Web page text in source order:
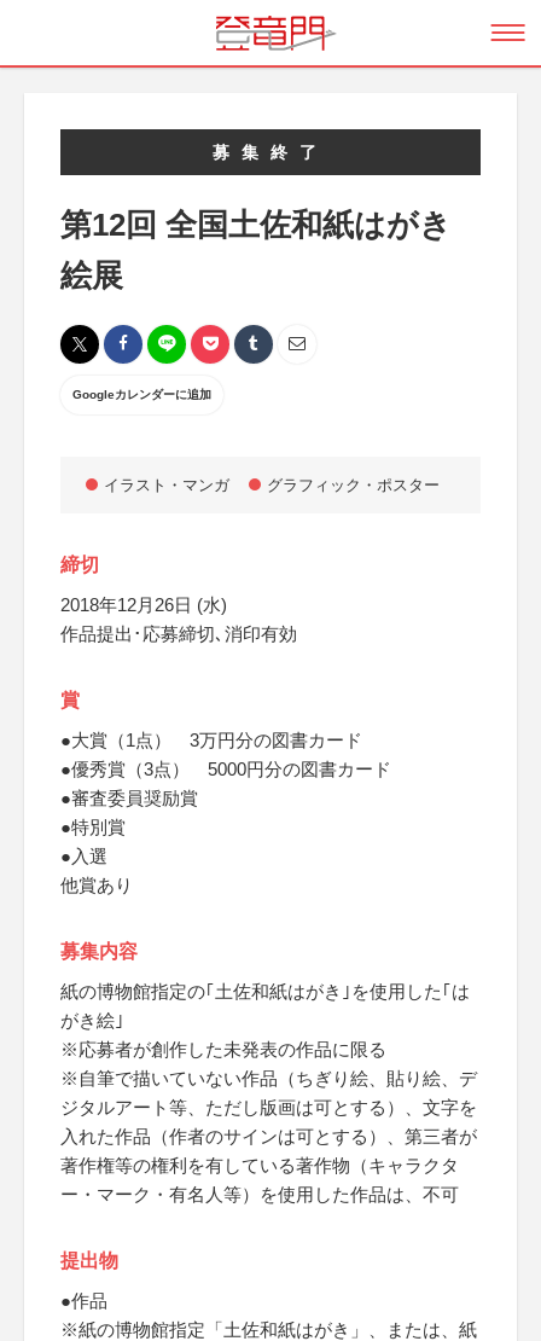
募集終了
第12回 全国土佐和紙はがき
絵展
Googleカレンダーに追加
イラスト・マンガ グラフィック・ポスター
締切
2018年12月26日 (水)
作品提出･応募締切､消印有効
賞
●大賞（1点） 3万円分の図書カード
●優秀賞（3点） 5000円分の図書カード
●審査委員奨励賞
●特別賞
●入選
他賞あり
募集内容
紙の博物館指定の｢土佐和紙はがき｣を使用した｢は
がき絵｣
※応募者が創作した未発表の作品に限る
※自筆で描いていない作品（ちぎり絵、貼り絵、デ
ジタルアート等、ただし版画は可とする）、文字を
入れた作品（作者のサインは可とする）、第三者が
著作権等の権利を有している著作物（キャラクタ
ー・マーク・有名人等）を使用した作品は、不可
提出物
●作品
※紙の博物館指定「土佐和紙はがき」、または、紙